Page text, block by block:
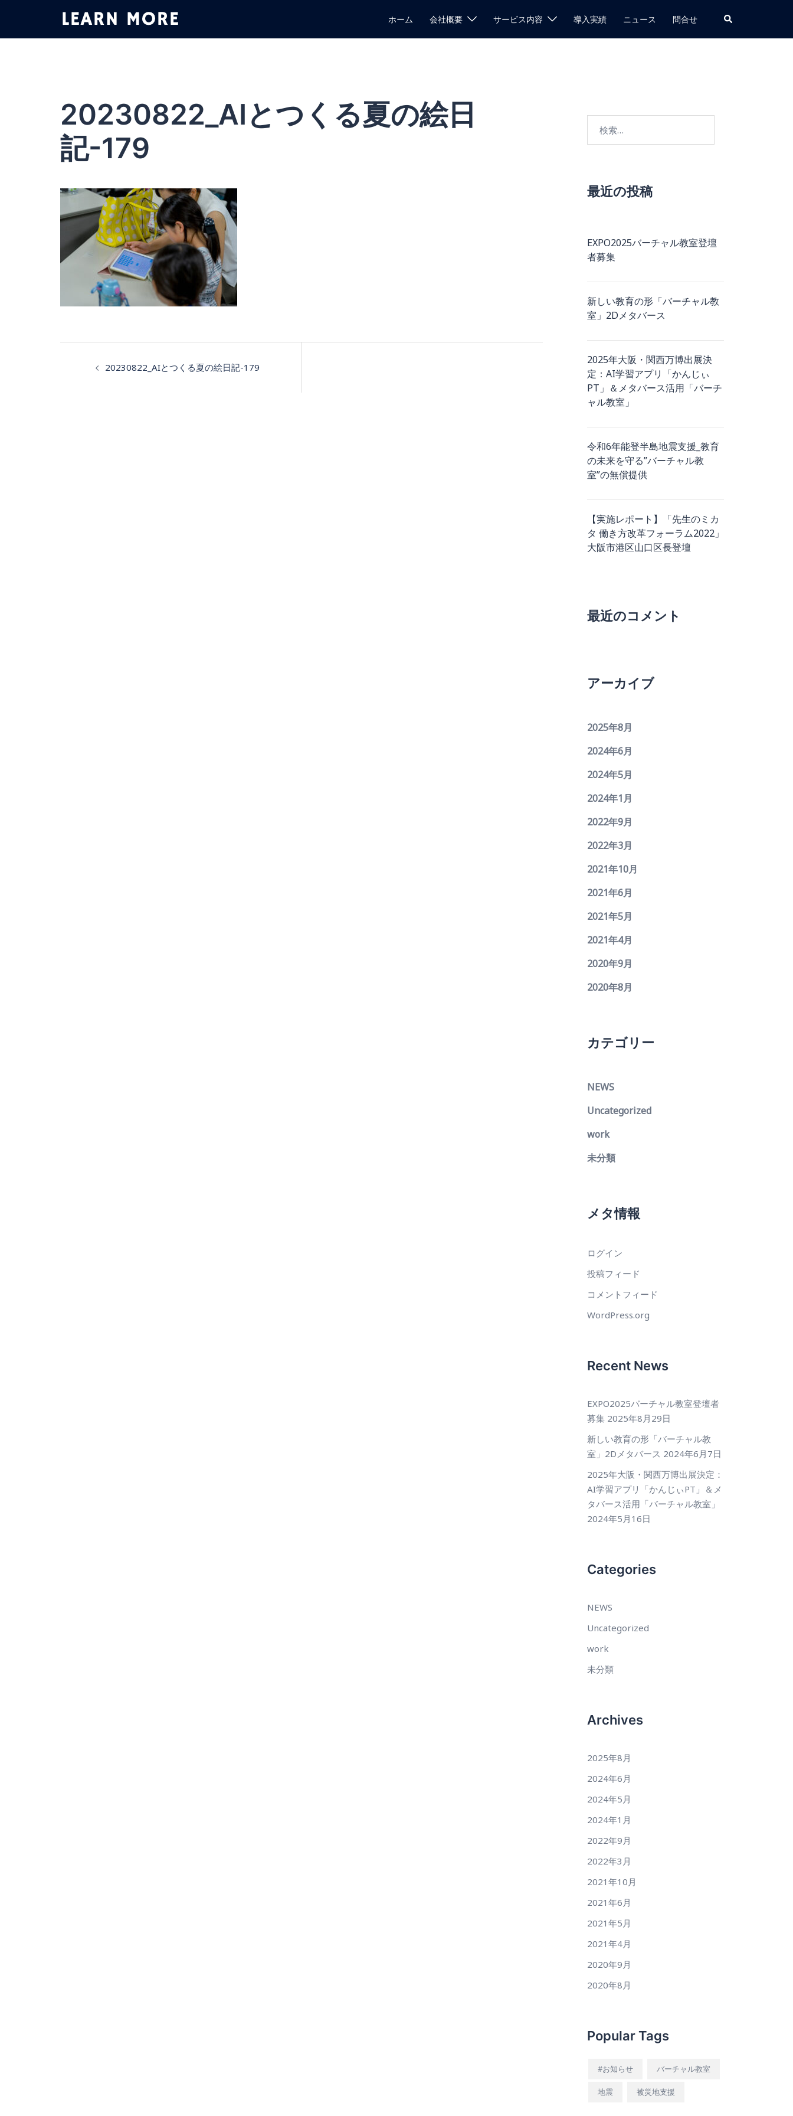
テ
ホーム 会社概要 サービス内容 導入実績 ニュース 問合せ 検
索
20230822_AIとつくる夏の絵日
記-179
20230822_AIとつくる夏の絵日記-179
最近の投稿
EXPO2025バーチャル教室登壇
者募集
新しい教育の形「バーチャル教
室」2Dメタバース
2025年大阪・関西万博出展決
定：AI学習アプリ「かんじぃ
PT」＆メタバース活用「バーチ
ャル教室」
令和6年能登半島地震支援_教育
の未来を守る”バーチャル教
室”の無償提供
【実施レポート】「先生のミカ
タ 働き方改革フォーラム2022」
大阪市港区山口区長登壇
最近のコメント
アーカイブ
2025年8月
2024年6月
2024年5月
2024年1月
2022年9月
2022年3月
2021年10月
2021年6月
2021年5月
2021年4月
2020年9月
2020年8月
カテゴリー
NEWS
Uncategorized
work
未分類
メタ情報
ログイン
投稿フィード
コメントフィード
WordPress.org
Recent News
EXPO2025バーチャル教室登壇者
募集 2025年8月29日
新しい教育の形「バーチャル教
室」2Dメタバース 2024年6月7日
2025年大阪・関西万博出展決定：
AI学習アプリ「かんじぃPT」＆メ
タバース活用「バーチャル教室」
2024年5月16日
Categories
NEWS
Uncategorized
work
未分類
Archives
2025年8月
2024年6月
2024年5月
2024年1月
2022年9月
2022年3月
2021年10月
2021年6月
2021年5月
2021年4月
2020年9月
2020年8月
Popular Tags
#お知らせ バーチャル教室
地震 被災地支援